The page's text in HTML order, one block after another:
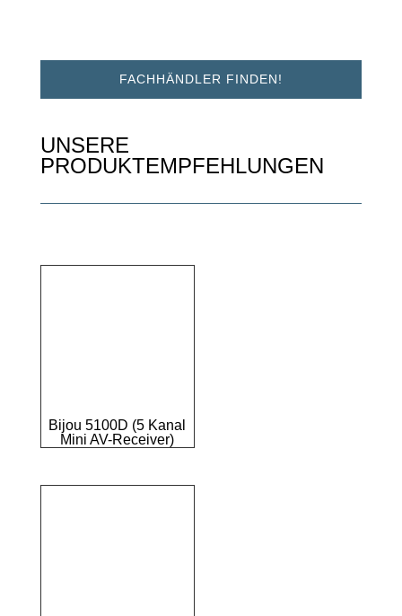
FACHHÄNDLER FINDEN!
UNSERE
PRODUKTEMPFEHLUNGEN
Bijou 5100D (5 Kanal
Mini AV-Receiver)